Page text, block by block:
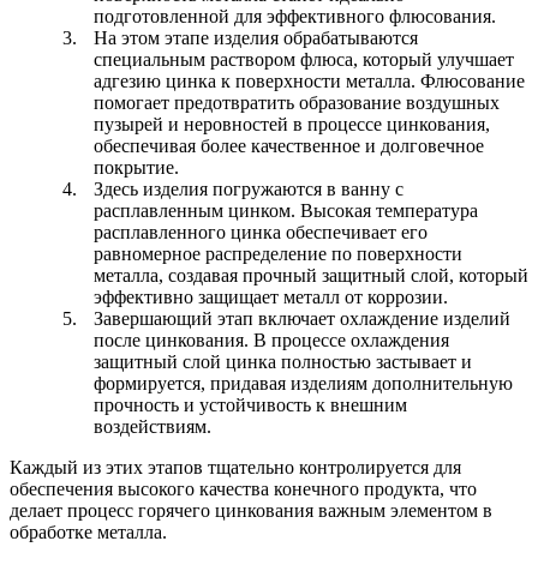
подготовленной для эффективного флюсования.
На этом этапе изделия обрабатываются
специальным раствором флюса, который улучшает
адгезию цинка к поверхности металла. Флюсование
помогает предотвратить образование воздушных
пузырей и неровностей в процессе цинкования,
обеспечивая более качественное и долговечное
покрытие.
Здесь изделия погружаются в ванну с
расплавленным цинком. Высокая температура
расплавленного цинка обеспечивает его
равномерное распределение по поверхности
металла, создавая прочный защитный слой, который
эффективно защищает металл от коррозии.
Завершающий этап включает охлаждение изделий
после цинкования. В процессе охлаждения
защитный слой цинка полностью застывает и
формируется, придавая изделиям дополнительную
прочность и устойчивость к внешним
воздействиям.
Каждый из этих этапов тщательно контролируется для
обеспечения высокого качества конечного продукта, что
делает процесс горячего цинкования важным элементом в
обработке металла.